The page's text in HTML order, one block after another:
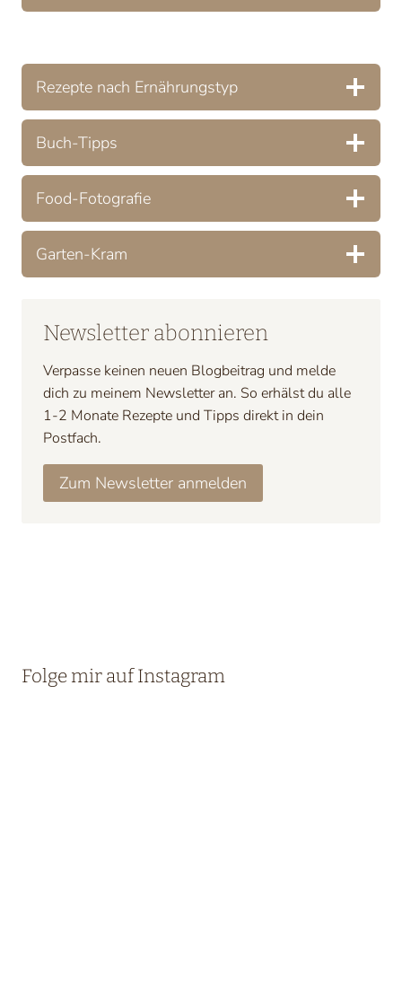
Rezepte nach Ernährungstyp
Buch-Tipps
Food-Fotografie
Garten-Kram
Newsletter abonnieren
Verpasse keinen neuen Blogbeitrag und melde
dich zu meinem Newsletter an. So erhälst du alle
1-2 Monate Rezepte und Tipps direkt in dein
Postfach.
Zum Newsletter anmelden
Folge mir auf Instagram